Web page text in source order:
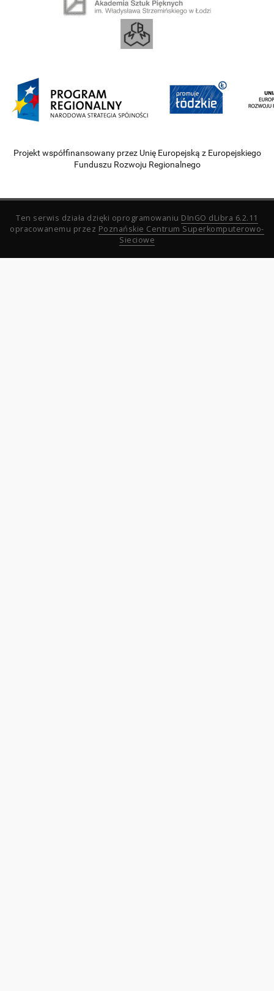
Projekt współfinansowany przez Unię Europejską z Europejskiego
Funduszu Rozwoju Regionalnego
Ten serwis działa dzięki oprogramowaniu DInGO dLibra 6.2.11
opracowanemu przez Poznańskie Centrum Superkomputerowo-
Sieciowe